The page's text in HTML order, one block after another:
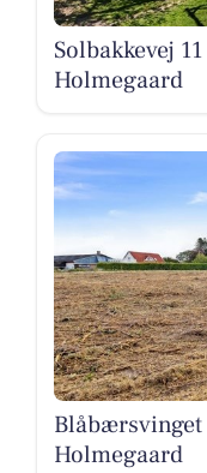
Solbakkevej
Holmegaard
Blåbærsvinget
Holmegaard